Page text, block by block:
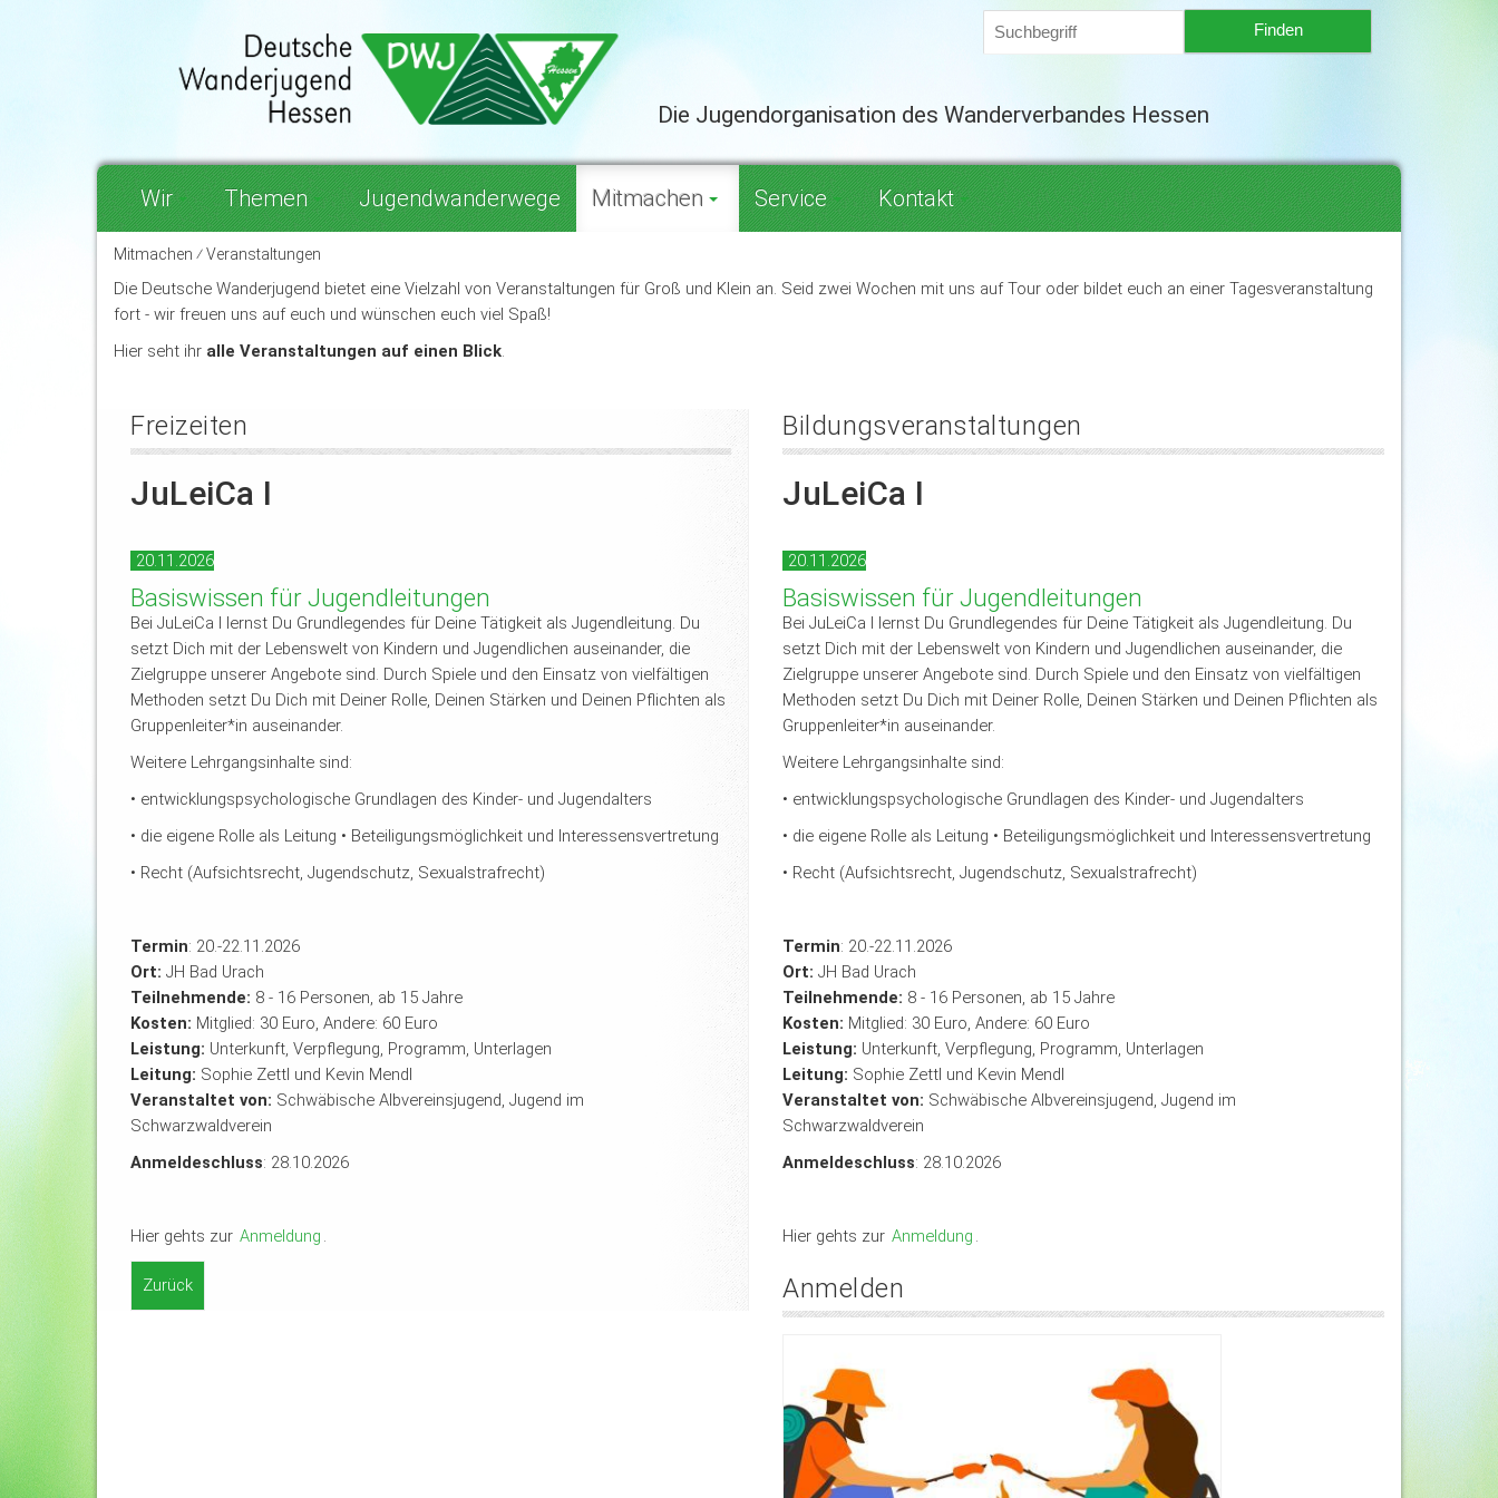
Die Jugendorganisation des Wanderverbandes Hessen
Wir Themen Jugendwanderwege Mitmachen Service Kontakt
Mitmachen ⁄ Veranstaltungen
Die Deutsche Wanderjugend bietet eine Vielzahl von Veranstaltungen für Groß und Klein an. Seid zwei Wochen mit uns auf Tour oder bildet euch an einer Tagesveranstaltung
fort - wir freuen uns auf euch und wünschen euch viel Spaß!
Hier seht ihr alle Veranstaltungen auf einen Blick.
Freizeiten
JuLeiCa I
20.11.2026
Basiswissen für Jugendleitungen
Bei JuLeiCa I lernst Du Grundlegendes für Deine Tätigkeit als Jugendleitung. Du
setzt Dich mit der Lebenswelt von Kindern und Jugendlichen auseinander, die
Zielgruppe unserer Angebote sind. Durch Spiele und den Einsatz von vielfältigen
Methoden setzt Du Dich mit Deiner Rolle, Deinen Stärken und Deinen Pflichten als
Gruppenleiter*in auseinander.
Weitere Lehrgangsinhalte sind:
• entwicklungspsychologische Grundlagen des Kinder- und Jugendalters
• die eigene Rolle als Leitung • Beteiligungsmöglichkeit und Interessensvertretung
• Recht (Aufsichtsrecht, Jugendschutz, Sexualstrafrecht)
Termin: 20.-22.11.2026
Ort: JH Bad Urach
Teilnehmende: 8 - 16 Personen, ab 15 Jahre
Kosten: Mitglied: 30 Euro, Andere: 60 Euro
Leistung: Unterkunft, Verpflegung, Programm, Unterlagen
Leitung: Sophie Zettl und Kevin Mendl
Veranstaltet von: Schwäbische Albvereinsjugend, Jugend im
Schwarzwaldverein
Anmeldeschluss: 28.10.2026
Hier gehts zur Anmeldung .
Zurück
Bildungsveranstaltungen
JuLeiCa I
20.11.2026
Basiswissen für Jugendleitungen
Bei JuLeiCa I lernst Du Grundlegendes für Deine Tätigkeit als Jugendleitung. Du
setzt Dich mit der Lebenswelt von Kindern und Jugendlichen auseinander, die
Zielgruppe unserer Angebote sind. Durch Spiele und den Einsatz von vielfältigen
Methoden setzt Du Dich mit Deiner Rolle, Deinen Stärken und Deinen Pflichten als
Gruppenleiter*in auseinander.
Weitere Lehrgangsinhalte sind:
• entwicklungspsychologische Grundlagen des Kinder- und Jugendalters
• die eigene Rolle als Leitung • Beteiligungsmöglichkeit und Interessensvertretung
• Recht (Aufsichtsrecht, Jugendschutz, Sexualstrafrecht)
Termin: 20.-22.11.2026
Ort: JH Bad Urach
Teilnehmende: 8 - 16 Personen, ab 15 Jahre
Kosten: Mitglied: 30 Euro, Andere: 60 Euro
Leistung: Unterkunft, Verpflegung, Programm, Unterlagen
Leitung: Sophie Zettl und Kevin Mendl
Veranstaltet von: Schwäbische Albvereinsjugend, Jugend im
Schwarzwaldverein
Anmeldeschluss: 28.10.2026
Hier gehts zur Anmeldung .
Anmelden